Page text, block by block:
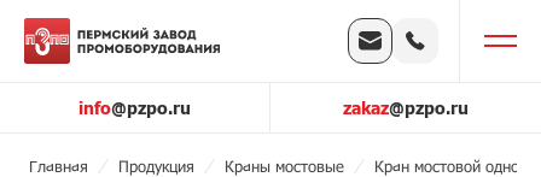
info@pzpo.ru zakaz@pzpo.ru
Главная Продукция Краны мостовые Кран мостовой